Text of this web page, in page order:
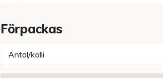
Förpackas
Antal/kolli